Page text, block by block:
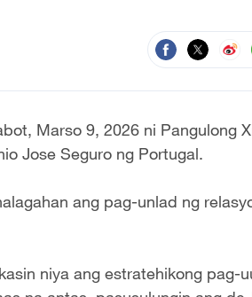
Marso 9, 2026 ni Pangulong
Jose Seguro ng Portugal.
ang pag-unlad ng
niya ang estratehikong pag-